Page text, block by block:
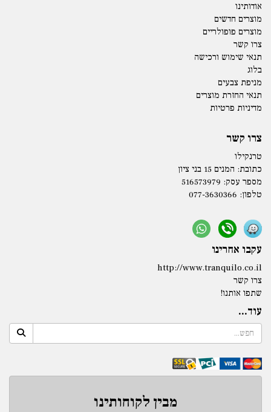
אודותינו
מוצרים חדשים
מוצרים פופולריים
צרו קשר
תנאי שימוש ורכישה
בלוג
מניפת צבעים
תנאי החזרת מוצרים
מדיניות פרטיות
צרו קשר
טרנקילו
כתובת: המנים 15 בני ציון
מספר עסק: 516573979
טלפון: 077-3630366
עקבו אחרינו
http://www.tranquilo.co.il
צרו קשר
שתפו אותנו!
עוד...
מבין לקוחותינו